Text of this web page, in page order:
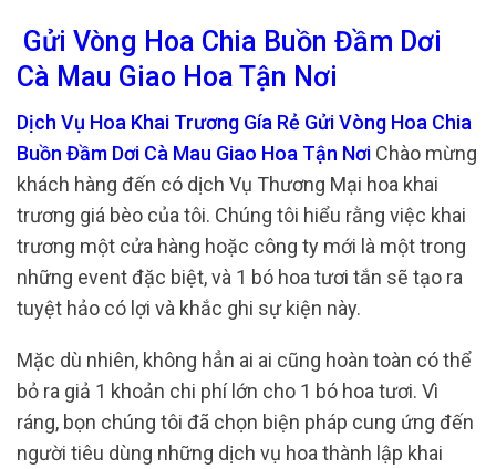
Gửi Vòng Hoa Chia Buồn Đầm Dơi
Cà Mau Giao Hoa Tận Nơi
Dịch Vụ Hoa Khai Trương Gía Rẻ Gửi Vòng Hoa Chia
Buồn Đầm Dơi Cà Mau Giao Hoa Tận Nơi Chào mừng
khách hàng đến có dịch Vụ Thương Mại hoa khai
trương giá bèo của tôi. Chúng tôi hiểu rằng việc khai
trương một cửa hàng hoặc công ty mới là một trong
những event đặc biệt, và 1 bó hoa tươi tắn sẽ tạo ra
tuyệt hảo có lợi và khắc ghi sự kiện này.
Mặc dù nhiên, không hẳn ai ai cũng hoàn toàn có thể
bỏ ra giả 1 khoản chi phí lớn cho 1 bó hoa tươi. Vì
ráng, bọn chúng tôi đã chọn biện pháp cung ứng đến
người tiêu dùng những dịch vụ hoa thành lập khai